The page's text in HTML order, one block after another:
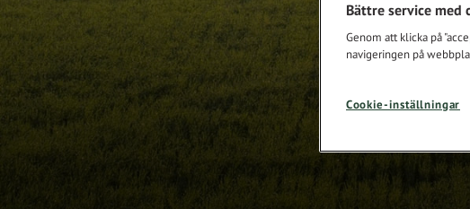
Bättre service med
Genom att klicka på
navigeringen på
Cookie-inställningar